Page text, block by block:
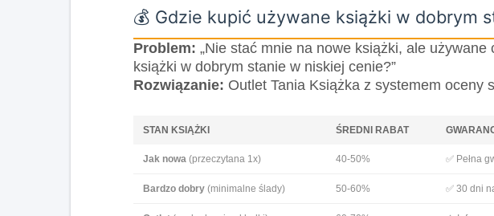
💰 Gdzie kupić używane książki w dobrym
Problem: „Nie stać mnie na nowe książki, ale
książki w dobrym stanie w niskiej cenie?”
Rozwiązanie: Outlet Tania Książka z systemem oceny
STAN KSIĄŻKI ŚREDNI RABAT
Jak nowa (przeczytana 1x) 40-50% ✅ Pełna
Bardzo dobry (minimalne ślady) 50-60% ✅ 30 dni